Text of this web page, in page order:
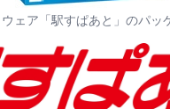
ェア「駅すぱあと」のパッ